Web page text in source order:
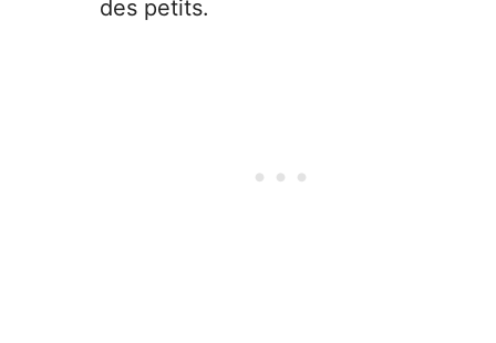
des petits.